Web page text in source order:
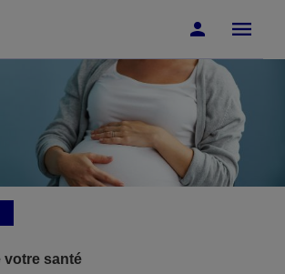
Accéder au Pied de page
votre santé